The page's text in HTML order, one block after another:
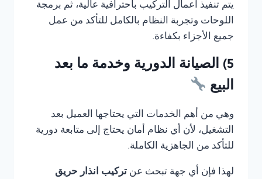
يتم تنفيذ أعمال التركيب باحترافية عالية، ثم برمجة
اللوحات وتجربة النظام بالكامل للتأكد من عمل
جميع الأجزاء بكفاءة.
5) الصيانة الدورية وخدمة ما بعد
البيع
وهي من أهم الخدمات التي يحتاجها العميل بعد
التشغيل، لأن أي نظام أمان يحتاج إلى متابعة دورية
للتأكد من الجاهزية الكاملة.
لهذا فإن أي جهة تبحث عن تركيب انذار حريق